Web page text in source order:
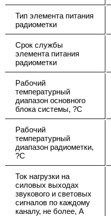
Тип элемента питания
радиометки
Срок службы
элемента питания
радиометки
Рабочий
температурный
диапазон основного
блока системы, ?С
Рабочий
температурный
диапазон радиометки,
?С
Ток нагрузки на
силовых выходах
звукового и световых
сигналов по каждому
каналу, не более, А